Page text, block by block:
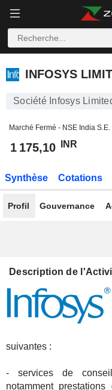
INFOSYS LIMITED
INFOSYS
Société Infosys
Marché Fermé - NSE India S.E.
1 175,10 INR
Synthèse Cotations
Profil Gouvernance
Description de
suivantes :
- services de
notamment